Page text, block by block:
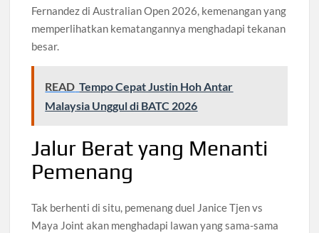
Fernandez di Australian Open 2026, kemenangan yang
memperlihatkan kematangannya menghadapi tekanan
besar.
READ Tempo Cepat Justin Hoh Antar
Malaysia Unggul di BATC 2026
Jalur Berat yang Menanti
Pemenang
Tak berhenti di situ, pemenang duel Janice Tjen vs
Maya Joint akan menghadapi lawan yang sama-sama